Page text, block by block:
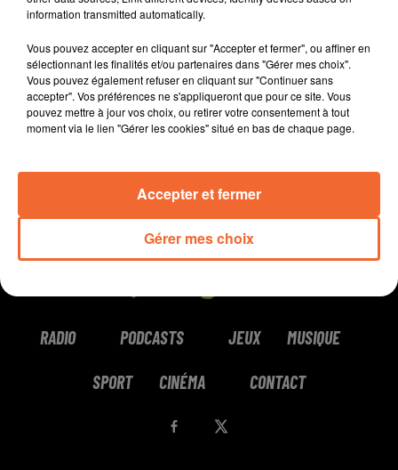
Recette présentée par Hélène et Jacqueline
0:00 3 min 16 sec
RADIO PODCASTS JEUX MUSIQUE
SPORT CINÉMA CONTACT
information transmitted automatically.
Vous pouvez accepter en cliquant sur "Accepter et fermer", ou affiner en
sélectionnant les finalités et/ou partenaires dans "Gérer mes choix".
Vous pouvez également refuser en cliquant sur "Continuer sans
accepter". Vos préférences ne s'appliqueront que pour ce site. Vous
pouvez mettre à jour vos choix, ou retirer votre consentement à tout
moment via le lien "Gérer les cookies" situé en bas de chaque page.
Gérer mes choix
Accepter et fermer